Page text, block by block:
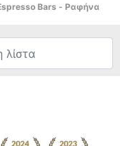
Bars - Ραφήνα